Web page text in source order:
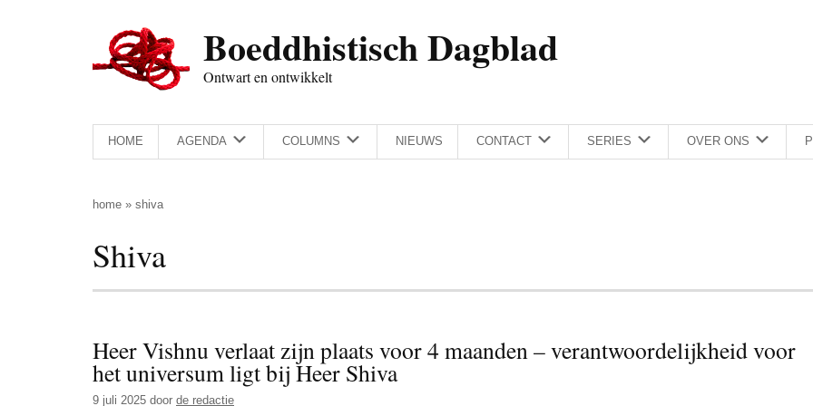
Boeddhistisch Dagblad
Ontwart en ontwikkelt
HOME AGENDA COLUMNS NIEUWS CONTACT SERIES OVER ONS
home » shiva
Shiva
Heer Vishnu verlaat zijn plaats voor 4 maanden – verantwoordelijkheid voor
het universum ligt bij Heer Shiva
9 juli 2025 door de redactie